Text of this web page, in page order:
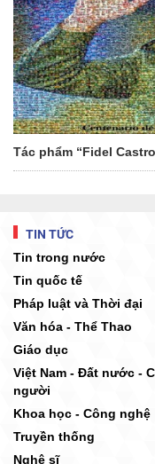
Tác phẩm “Fidel
TIN TỨC
Tin trong nước
Tin quốc tế
Pháp luật và Thời đại
Văn hóa - Thể Thao
Giáo dục
Việt Nam - Đất nước -
người
Khoa học - Công nghệ
Truyền thống
Nghệ sĩ